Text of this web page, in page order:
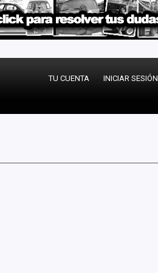
TU CUENTA INICIAR SESIÓN